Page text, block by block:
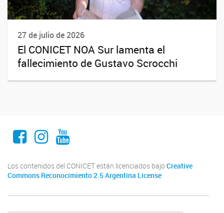
27 de julio de 2026
El CONICET NOA Sur lamenta el
fallecimiento de Gustavo Scrocchi
Facebook
Instagram
Youtube
Los contenidos del CONICET están licenciados bajo Creative
Commons Reconocimiento 2.5 Argentina License